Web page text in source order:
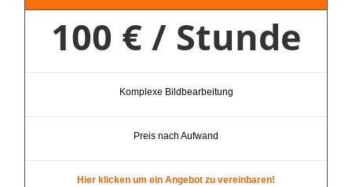
100 € / Stunde
Komplexe Bildbearbeitung
Preis nach Aufwand
Hier klicken um ein Angebot zu vereinbaren!